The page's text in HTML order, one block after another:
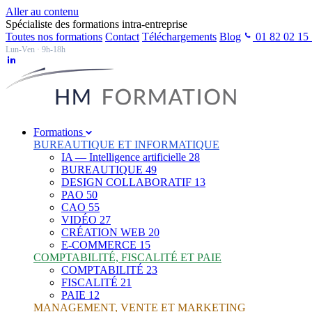
Aller au contenu
Spécialiste des formations intra-entreprise
Toutes nos formations Contact Téléchargements Blog 01 82 02 15
Lun-Ven · 9h-18h
Formations
BUREAUTIQUE ET INFORMATIQUE
IA — Intelligence artificielle 28
BUREAUTIQUE 49
DESIGN COLLABORATIF 13
PAO 50
CAO 55
VIDÉO 27
CRÉATION WEB 20
E-COMMERCE 15
COMPTABILITÉ, FISCALITÉ ET PAIE
COMPTABILITÉ 23
FISCALITÉ 21
PAIE 12
MANAGEMENT, VENTE ET MARKETING